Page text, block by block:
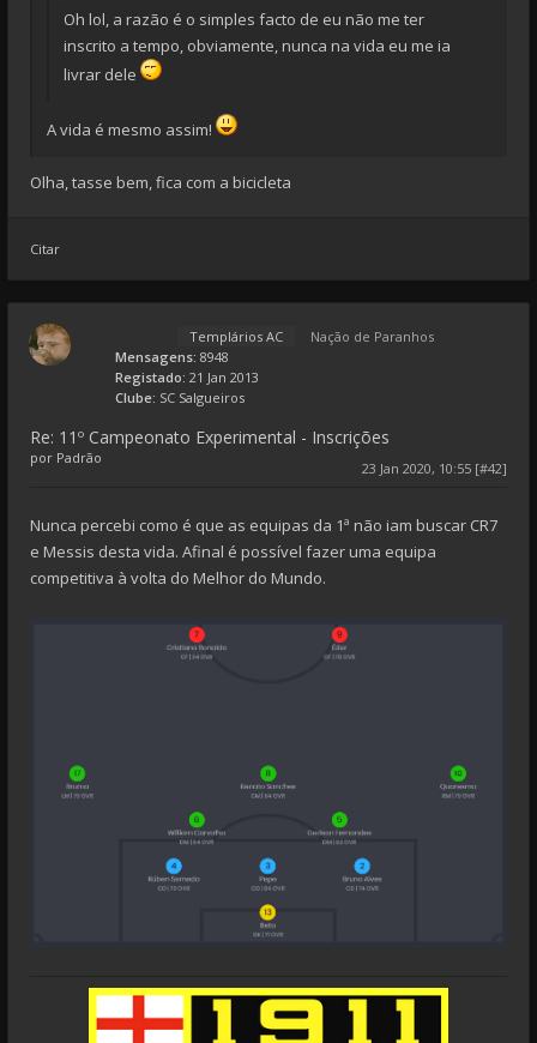
Oh lol, a razão é o simples facto de eu não me ter
inscrito a tempo, obviamente, nunca na vida eu me ia
livrar dele
A vida é mesmo assim!
Olha, tasse bem, fica com a bicicleta
Citar
Templários AC
Nação de Paranhos
Mensagens: 8948
Registado: 21 Jan 2013
Clube: SC Salgueiros
Re: 11º Campeonato Experimental - Inscrições
23 Jan 2020, 10:55 [#42]
por Padrão
Nunca percebi como é que as equipas da 1ª não iam buscar CR7
e Messis desta vida. Afinal é possível fazer uma equipa
competitiva à volta do Melhor do Mundo.